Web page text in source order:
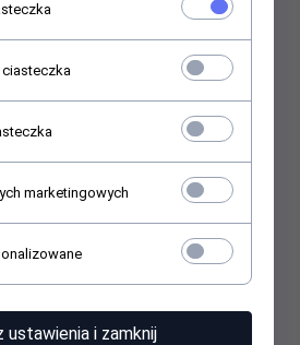
International Paper
Kwidzyn
karcher
keysonic
kidde
marketingowych
ustawienia i zamknij